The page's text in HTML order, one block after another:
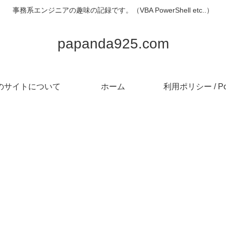
事務系エンジニアの趣味の記録です。（VBA PowerShell etc..）
papanda925.com
サイトについて ホーム 利用ポリシー /